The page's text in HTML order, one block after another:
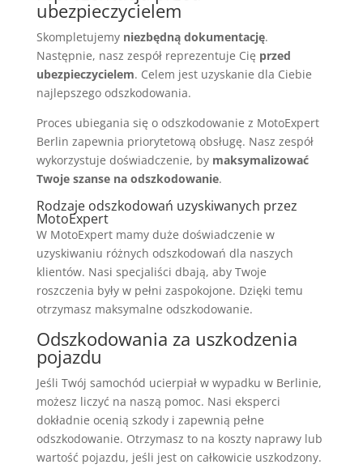
ubezpieczycielem
Skompletujemy niezbędną dokumentację.
Następnie, nasz zespół reprezentuje Cię przed
ubezpieczycielem. Celem jest uzyskanie dla Ciebie
najlepszego odszkodowania.
Proces ubiegania się o odszkodowanie z MotoExpert
Berlin zapewnia priorytetową obsługę. Nasz zespół
wykorzystuje doświadczenie, by maksymalizować
Twoje szanse na odszkodowanie.
Rodzaje odszkodowań uzyskiwanych przez
MotoExpert
W MotoExpert mamy duże doświadczenie w
uzyskiwaniu różnych odszkodowań dla naszych
klientów. Nasi specjaliści dbają, aby Twoje
roszczenia były w pełni zaspokojone. Dzięki temu
otrzymasz maksymalne odszkodowanie.
Odszkodowania za uszkodzenia
pojazdu
Jeśli Twój samochód ucierpiał w wypadku w Berlinie,
możesz liczyć na naszą pomoc. Nasi eksperci
dokładnie ocenią szkody i zapewnią pełne
odszkodowanie. Otrzymasz to na koszty naprawy lub
wartość pojazdu, jeśli jest on całkowicie uszkodzony.